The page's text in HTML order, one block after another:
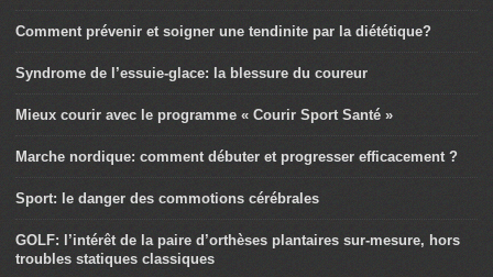
Comment prévenir et soigner une tendinite par la diététique?
Syndrome de l’essuie-glace: la blessure du coureur
Mieux courir avec le programme « Courir Sport Santé »
Marche nordique: comment débuter et progresser efficacement ?
Sport: le danger des commotions cérébrales
GOLF: l’intérêt de la paire d’orthèses plantaires sur-mesure, hors
troubles statiques classiques